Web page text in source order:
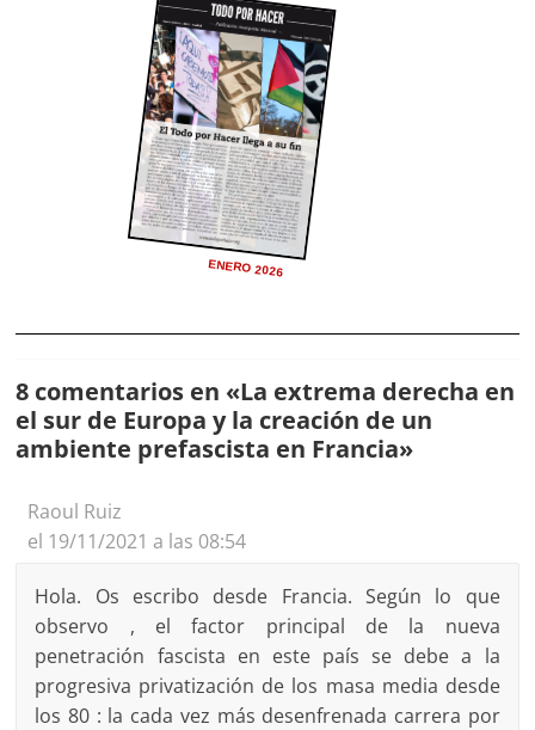
ENERO 2026
8 comentarios en «La extrema derecha en
el sur de Europa y la creación de un
ambiente prefascista en Francia»
Raoul Ruiz
el 19/11/2021 a las 08:54
Hola. Os escribo desde Francia. Según lo que
observo , el factor principal de la nueva
penetración fascista en este país se debe a la
progresiva privatización de los masa media desde
los 80 : la cada vez más desenfrenada carrera por